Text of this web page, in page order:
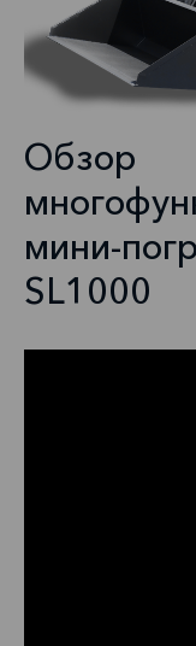
Обзор
мини-
SL1000